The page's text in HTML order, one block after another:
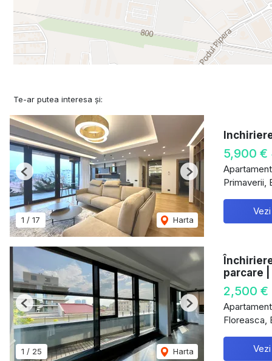
Te-ar putea interesa și:
1 / 17 Harta
Previous Next
5,900 €
Primaverii,
1 / 25 Harta
Previous Next
parcare
2,500 €
Floreasca,